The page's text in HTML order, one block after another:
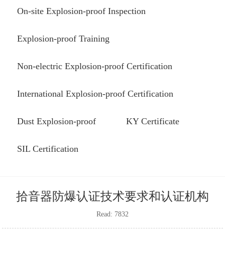
On-site Explosion-proof Inspection
Explosion-proof Training
Non-electric Explosion-proof Certification
International Explosion-proof Certification
Dust Explosion-proof KY Certificate
SIL Certification
拾音器防爆认证技术要求和认证机构
Read: 7832